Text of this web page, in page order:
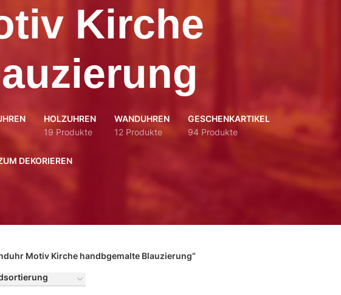
Kirche
HOLZUHREN
19 Produkte
WANDUHREN
12 Produkte
GESCHENKARTIKEL
94 Produkte
DEKORIEREN
Motiv Kirche handbgemalte Blauzierung“